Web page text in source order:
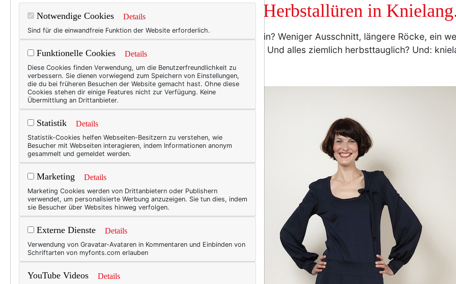
Mode am Mittwoch: Herbstallüren in
Darf's mal ein wenig angezogener sein? Weniger Ausschnitt, längere Röcke, ein
mehr Dame, ein bisschen mehr Kleid? Und alles ziemlich herbsttauglich? Und:
Ich hab' was für dich:
Notwendige Cookies Details
Sind für die einwandfreie Funktion der Website erforderlich.
Funktionelle Cookies Details
Diese Cookies finden Verwendung, um die Benutzerfreundlichkeit zu
verbessern. Sie dienen vorwiegend zum Speichern von Einstellungen,
die du bei früheren Besuchen der Website gemacht hast. Ohne diese
Cookies stehen dir einige Features nicht zur Verfügung. Keine
Übermittlung an Drittanbieter.
Statistik Details
Statistik-Cookies helfen Webseiten-Besitzern zu verstehen, wie
Besucher mit Webseiten interagieren, indem Informationen anonym
gesammelt und gemeldet werden.
Marketing Details
Marketing Cookies werden von Drittanbietern oder Publishern
verwendet, um personalisierte Werbung anzuzeigen. Sie tun dies, indem
sie Besucher über Websites hinweg verfolgen.
Externe Dienste Details
Verwendung von Gravatar-Avataren in Kommentaren und Einbinden von
Schriftarten von myfonts.com erlauben
YouTube Videos Details